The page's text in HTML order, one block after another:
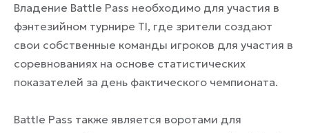
Владение Battle Pass необходимо для участия в
фэнтезийном турнире TI, где зрители создают
свои собственные команды игроков для участия в
соревнованиях на основе статистических
показателей за день фактического чемпионата.
Battle Pass также является воротами для